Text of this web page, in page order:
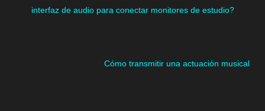
interfaz de audio para conectar monitores de estudio?
Cómo transmitir una actuación musical